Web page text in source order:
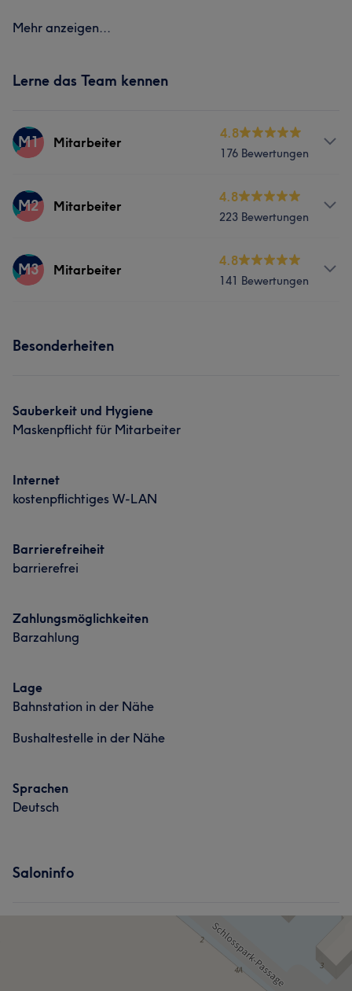
Mehr anzeigen...
Lerne das Team kennen
M1 Mitarbeiter
4.8
176 Bewertungen
Services
Portfolio
Was unsere Kunden über Mitarbeiter sagen
Professionell
M2 Mitarbeiter
4.8
223 Bewertungen
Services
Was unsere Kunden über Mitarbeiter sagen
M3 Mitarbeiter
4.8
141 Bewertungen
Was unsere Kunden über Mitarbeiter sagen
Professionell
Besonderheiten
Sauberkeit und Hygiene
Maskenpflicht für Mitarbeiter
Internet
kostenpflichtiges W-LAN
Barrierefreiheit
barrierefrei
Zahlungsmöglichkeiten
Barzahlung
Lage
Bahnstation in der Nähe
Bushaltestelle in der Nähe
Sprachen
Deutsch
Saloninfo